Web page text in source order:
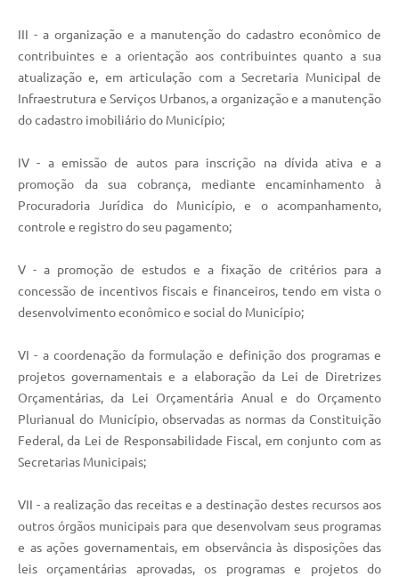
III - a organização e a manutenção do cadastro econômico de
contribuintes e a orientação aos contribuintes quanto a sua
atualização e, em articulação com a Secretaria Municipal de
Infraestrutura e Serviços Urbanos, a organização e a manutenção
do cadastro imobiliário do Município;
IV - a emissão de autos para inscrição na dívida ativa e a
promoção da sua cobrança, mediante encaminhamento à
Procuradoria Jurídica do Município, e o acompanhamento,
controle e registro do seu pagamento;
V - a promoção de estudos e a fixação de critérios para a
concessão de incentivos fiscais e financeiros, tendo em vista o
desenvolvimento econômico e social do Município;
VI - a coordenação da formulação e definição dos programas e
projetos governamentais e a elaboração da Lei de Diretrizes
Orçamentárias, da Lei Orçamentária Anual e do Orçamento
Plurianual do Município, observadas as normas da Constituição
Federal, da Lei de Responsabilidade Fiscal, em conjunto com as
Secretarias Municipais;
VII - a realização das receitas e a destinação destes recursos aos
outros órgãos municipais para que desenvolvam seus programas
e as ações governamentais, em observância às disposições das
leis orçamentárias aprovadas, os programas e projetos do